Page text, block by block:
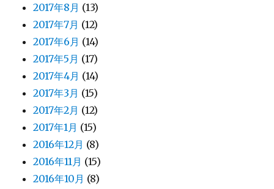
2017年8月 (13)
2017年7月 (12)
2017年6月 (14)
2017年5月 (17)
2017年4月 (14)
2017年3月 (15)
2017年2月 (12)
2017年1月 (15)
2016年12月 (8)
2016年11月 (15)
2016年10月 (8)